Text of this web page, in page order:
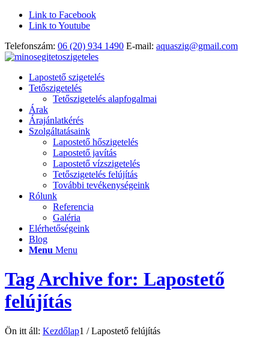
Link to Facebook
Link to Youtube
Telefonszám: 06 (20) 934 1490 E-mail: aquaszig@gmail.com
Lapostető szigetelés
Tetőszigetelés
Tetőszigetelés alapfogalmai
Árak
Árajánlatkérés
Szolgáltatásaink
Lapostető hőszigetelés
Lapostető javítás
Lapostető vízszigetelés
Tetőszigetelés felújítás
További tevékenységeink
Rólunk
Referencia
Galéria
Elérhetőségeink
Blog
Menu Menu
Tag Archive for: Lapostető
felújítás
Ön itt áll: Kezdőlap1 / Lapostető felújítás